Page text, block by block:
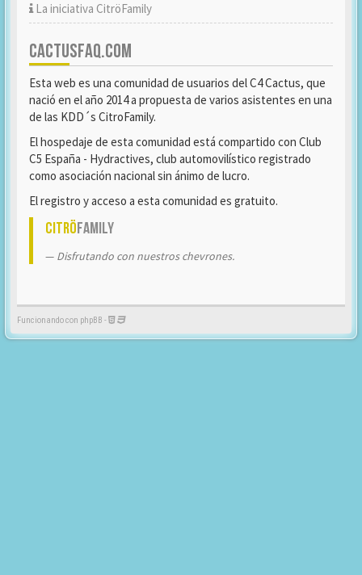
La iniciativa CitröFamily
CACTUSFAQ.COM
Esta web es una comunidad de usuarios del C4 Cactus, que
nació en el año 2014 a propuesta de varios asistentes en una
de las KDD´s CitroFamily.
El hospedaje de esta comunidad está compartido con Club
C5 España - Hydractives, club automovilístico registrado
como asociación nacional sin ánimo de lucro.
El registro y acceso a esta comunidad es gratuito.
CitröFamily
Disfrutando con nuestros chevrones.
Funcionando con phpBB -